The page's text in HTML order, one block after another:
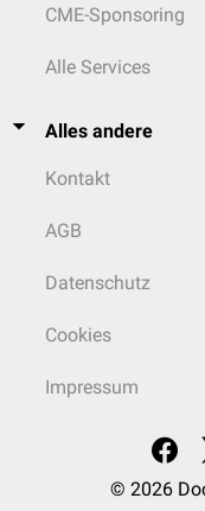
CME-Sponsoring
Alle Services
Alles andere
Kontakt
AGB
Datenschutz
Cookies
Impressum
© 2026